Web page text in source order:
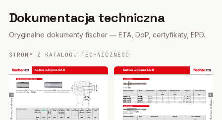
Dokumentacja techniczna
Oryginalne dokumenty fischer — ETA, DoP, certyfikaty, EPD.
STRONY Z KATALOGU TECHNICZNEGO